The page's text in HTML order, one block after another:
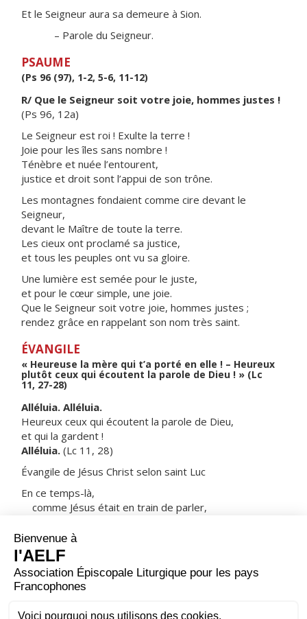
Et le Seigneur aura sa demeure à Sion.
– Parole du Seigneur.
PSAUME
(Ps 96 (97), 1-2, 5-6, 11-12)
R/ Que le Seigneur soit votre joie, hommes justes !
(Ps 96, 12a)
Le Seigneur est roi ! Exulte la terre !
Joie pour les îles sans nombre !
Ténèbre et nuée l’entourent,
justice et droit sont l’appui de son trône.
Les montagnes fondaient comme cire devant le
Seigneur,
devant le Maître de toute la terre.
Les cieux ont proclamé sa justice,
et tous les peuples ont vu sa gloire.
Une lumière est semée pour le juste,
et pour le cœur simple, une joie.
Que le Seigneur soit votre joie, hommes justes ;
rendez grâce en rappelant son nom très saint.
ÉVANGILE
« Heureuse la mère qui t’a porté en elle ! – Heureux
plutôt ceux qui écoutent la parole de Dieu ! » (Lc
11, 27-28)
Alléluia. Alléluia.
Heureux ceux qui écoutent la parole de Dieu,
et qui la gardent !
Alléluia. (Lc 11, 28)
Évangile de Jésus Christ selon saint Luc
En ce temps-là,
comme Jésus était en train de parler,
pour lui dire :
« Heureuse la mère qui t’a porté en elle,
et dont les seins t’ont nourri ! »
Alors Jésus lui déclara :
« Heureux plutôt ceux qui écoutent la parole de Dieu,
et qui la gardent ! »